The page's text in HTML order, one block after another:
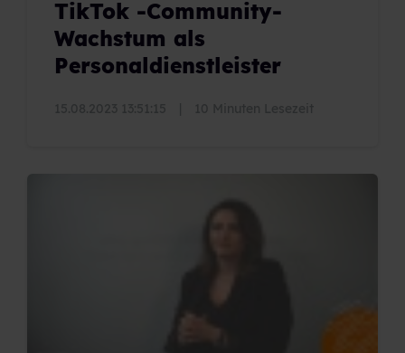
TikTok -Community-
Wachstum als
Personaldienstleister